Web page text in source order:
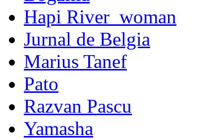
Hapi River_woman
Jurnal de Belgia
Marius Tanef
Pato
Razvan Pascu
Yamasha